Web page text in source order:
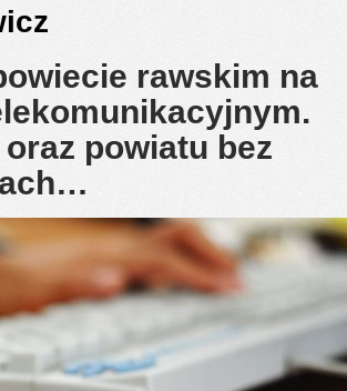
rawskim na
powiatu bez